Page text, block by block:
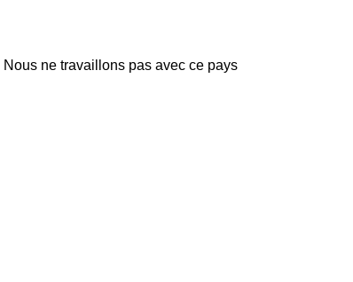
Nous ne travaillons pas avec ce pays